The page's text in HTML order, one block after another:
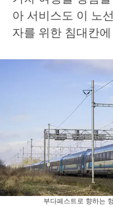
아 서비스도 이 노
자를 위한 침대칸
부다페스트로 향하는